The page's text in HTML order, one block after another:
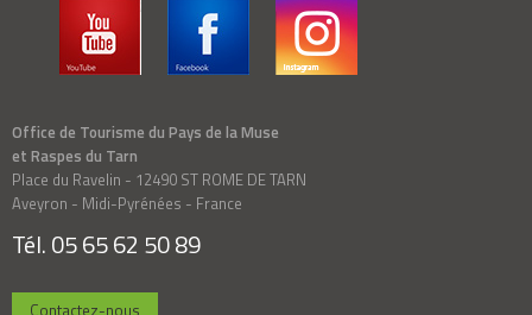
Office de Tourisme du Pays de la Muse
et Raspes du Tarn
Place du Ravelin - 12490 ST ROME DE TARN
Aveyron - Midi-Pyrénées - France
Tél. 05 65 62 50 89
Contactez-nous